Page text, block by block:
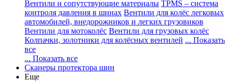
Вентили и сопутствующие материалы TPMS – система
контроля давления в шинах Вентили для колёс легковых
автомобилей, внедорожников и легких грузовиков
Вентили для мотоколёс Вентили для грузовых колёс
Колпачки, золотники для колёсных вентилей ... Показать
все
... Показать все
Сканеры протектора шин
Еще